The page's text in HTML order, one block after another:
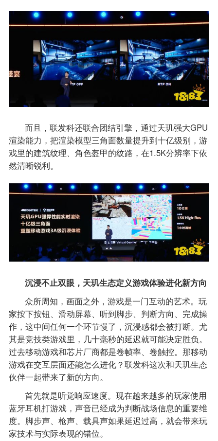
而且，联发科还联合团结引擎，通过天玑强大GPU
渲染能力，把渲染模型三角面数量提升到十亿级别，游
戏里的建筑纹理、角色盔甲的纹路，在1.5K分辨率下依
然清晰锐利。
沉浸不止双眼，天玑生态定义游戏体验进化新方向
众所周知，画面之外，游戏是一门互动的艺术。玩
家按下按钮、滑动屏幕、听到脚步、判断方向、完成操
作，这中间任何一个环节慢了，沉浸感都会被打断。尤
其是竞技类游戏里，几十毫秒的延迟就可能决定胜负。
过去移动游戏和芯片厂商都是卷帧率、卷触控。那移动
游戏在交互层面还能怎么进化？联发科这次和天玑生态
伙伴一起带来了新的方向。
首先就是听觉响应速度。现在越来越多的玩家使用
蓝牙耳机打游戏，声音已经成为判断战场信息的重要维
度。脚步声、枪声、载具声如果延迟过高，就会带来玩
家技术与实际表现的错位。